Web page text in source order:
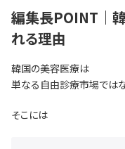
編集長POINT｜
れる理由
韓国の美容医療は
単なる自由診療市場ではな
そこには